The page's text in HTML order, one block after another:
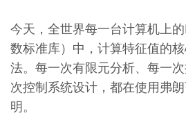
今天，全世界每一台计算机上
数标准库）中，计算特征值的
法。每一次有限元分析、每一
次控制系统设计，都在使用弗
明。